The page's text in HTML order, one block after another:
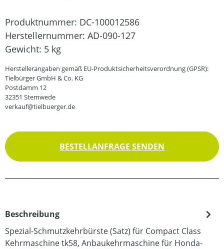
Produktnummer: DC-100012586
Herstellernummer: AD-090-127
Gewicht: 5 kg
Herstellerangaben gemäß EU-Produktsicherheitsverordnung (GPSR):
Tielbürger GmbH & Co. KG
Postdamm 12
32351 Stemwede
verkauf@tielbuerger.de
BESTELLANFRAGE SENDEN
Beschreibung
Spezial-Schmutzkehrbürste (Satz) für Compact Class
Kehrmaschine tk58, Anbaukehrmaschine für Honda-